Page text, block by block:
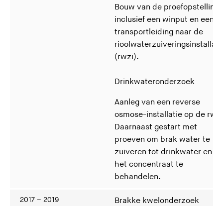
Bouw van de proefopstelling,
inclusief een winput en een
transportleiding naar de
(rwzi).
Drinkwateronderzoek
Aanleg van een reverse
osmose-installatie op de
Daarnaast gestart met
proeven om brak water te
zuiveren tot drinkwater en
het concentraat te
behandelen.
2017 – 2019 Brakke kwelonderzoek